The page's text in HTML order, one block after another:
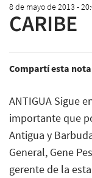
8 de mayo de 2013 -
CARIBE
Compartí esta
ANTIGUA Sigue
importante que
Antigua y
General, Gene
gerente de la